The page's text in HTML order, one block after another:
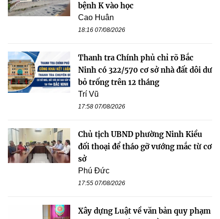
bệnh K vào học
Cao Huân
18:16 07/08/2026
Thanh tra Chính phủ chỉ rõ Bắc
Ninh có 322/570 cơ sở nhà đất dôi dư
bỏ trống trên 12 tháng
Trí Vũ
17:58 07/08/2026
Chủ tịch UBND phường Ninh Kiều
đối thoại để tháo gỡ vướng mắc từ cơ
sở
Phú Đức
17:55 07/08/2026
Xây dựng Luật về văn bản quy phạm